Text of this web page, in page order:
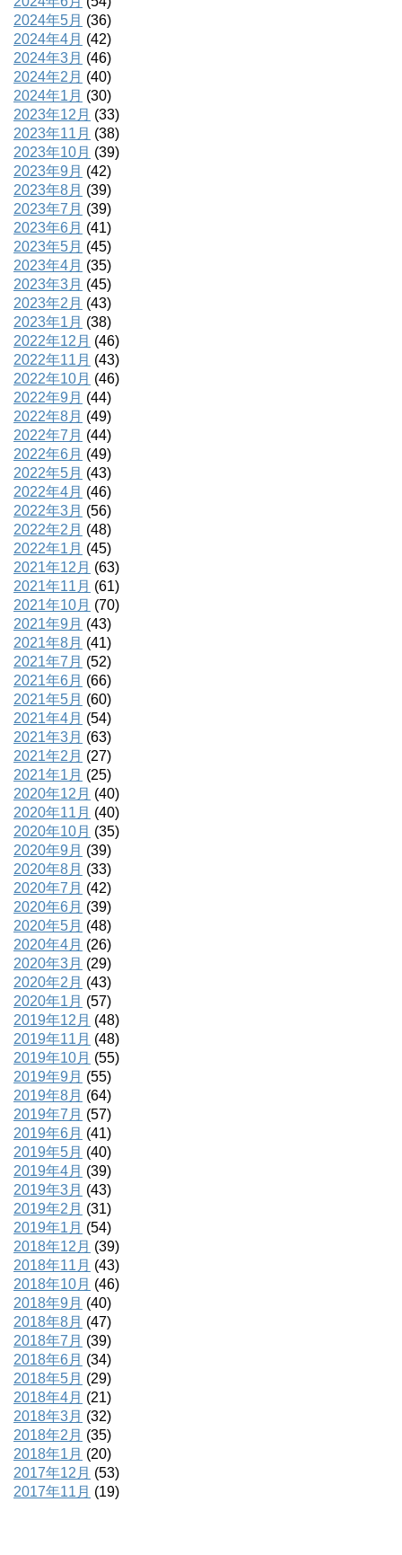
2024年5月 (36)
2024年4月 (42)
2024年3月 (46)
2024年2月 (40)
2024年1月 (30)
2023年12月 (33)
2023年11月 (38)
2023年10月 (39)
2023年9月 (42)
2023年8月 (39)
2023年7月 (39)
2023年6月 (41)
2023年5月 (45)
2023年4月 (35)
2023年3月 (45)
2023年2月 (43)
2023年1月 (38)
2022年12月 (46)
2022年11月 (43)
2022年10月 (46)
2022年9月 (44)
2022年8月 (49)
2022年7月 (44)
2022年6月 (49)
2022年5月 (43)
2022年4月 (46)
2022年3月 (56)
2022年2月 (48)
2022年1月 (45)
2021年12月 (63)
2021年11月 (61)
2021年10月 (70)
2021年9月 (43)
2021年8月 (41)
2021年7月 (52)
2021年6月 (66)
2021年5月 (60)
2021年4月 (54)
2021年3月 (63)
2021年2月 (27)
2021年1月 (25)
2020年12月 (40)
2020年11月 (40)
2020年10月 (35)
2020年9月 (39)
2020年8月 (33)
2020年7月 (42)
2020年6月 (39)
2020年5月 (48)
2020年4月 (26)
2020年3月 (29)
2020年2月 (43)
2020年1月 (57)
2019年12月 (48)
2019年11月 (48)
2019年10月 (55)
2019年9月 (55)
2019年8月 (64)
2019年7月 (57)
2019年6月 (41)
2019年5月 (40)
2019年4月 (39)
2019年3月 (43)
2019年2月 (31)
2019年1月 (54)
2018年12月 (39)
2018年11月 (43)
2018年10月 (46)
2018年9月 (40)
2018年8月 (47)
2018年7月 (39)
2018年6月 (34)
2018年5月 (29)
2018年4月 (21)
2018年3月 (32)
2018年2月 (35)
2018年1月 (20)
2017年12月 (53)
2017年11月 (19)